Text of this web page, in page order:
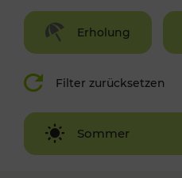
Erholung
Filter zurücksetzen
Sommer
Winter